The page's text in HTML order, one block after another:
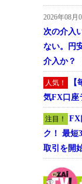
2026年08月
次の介入
ない。円
介入か？
人気！
気FX口座
注目！
FX
ク！ 最短
取引を開